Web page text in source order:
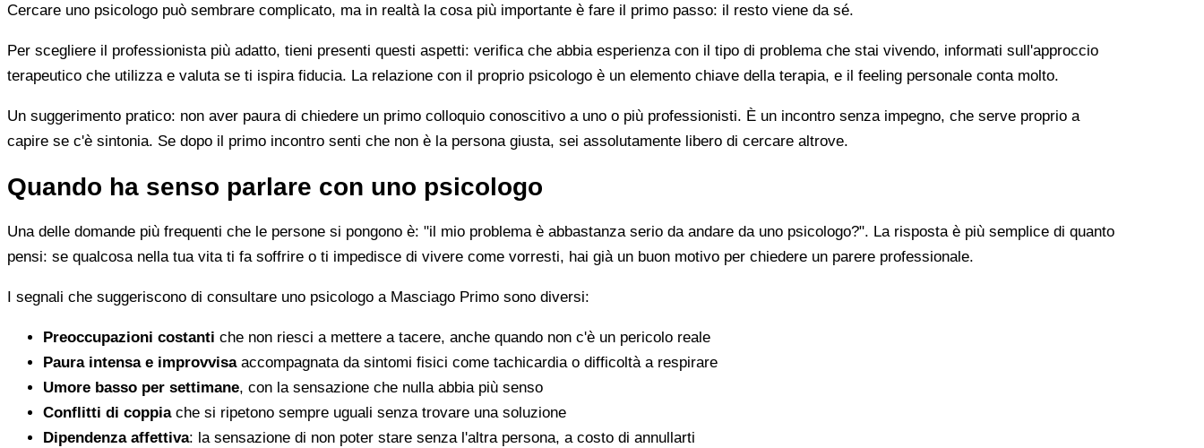
Cercare uno psicologo può sembrare complicato, ma in realtà la cosa più importante è fare il primo passo: il resto viene da sé.
Per scegliere il professionista più adatto, tieni presenti questi aspetti: verifica che abbia esperienza con il tipo di problema che stai vivendo, informati sull'approccio
terapeutico che utilizza e valuta se ti ispira fiducia. La relazione con il proprio psicologo è un elemento chiave della terapia, e il feeling personale conta molto.
Un suggerimento pratico: non aver paura di chiedere un primo colloquio conoscitivo a uno o più professionisti. È un incontro senza impegno, che serve proprio a
capire se c'è sintonia. Se dopo il primo incontro senti che non è la persona giusta, sei assolutamente libero di cercare altrove.
Quando ha senso parlare con uno psicologo
Una delle domande più frequenti che le persone si pongono è: "il mio problema è abbastanza serio da andare da uno psicologo?". La risposta è più semplice di quanto
pensi: se qualcosa nella tua vita ti fa soffrire o ti impedisce di vivere come vorresti, hai già un buon motivo per chiedere un parere professionale.
I segnali che suggeriscono di consultare uno psicologo a Masciago Primo sono diversi:
Preoccupazioni costanti che non riesci a mettere a tacere, anche quando non c'è un pericolo reale
Paura intensa e improvvisaaccompagnata da sintomi fisici come tachicardia o difficoltà a respirare
Umore basso per settimane, con la sensazione che nulla abbia più senso
Conflitti di coppiache si ripetono sempre uguali senza trovare una soluzione
Dipendenza affettiva: la sensazione di non poter stare senza l'altra persona, a costo di annullarti